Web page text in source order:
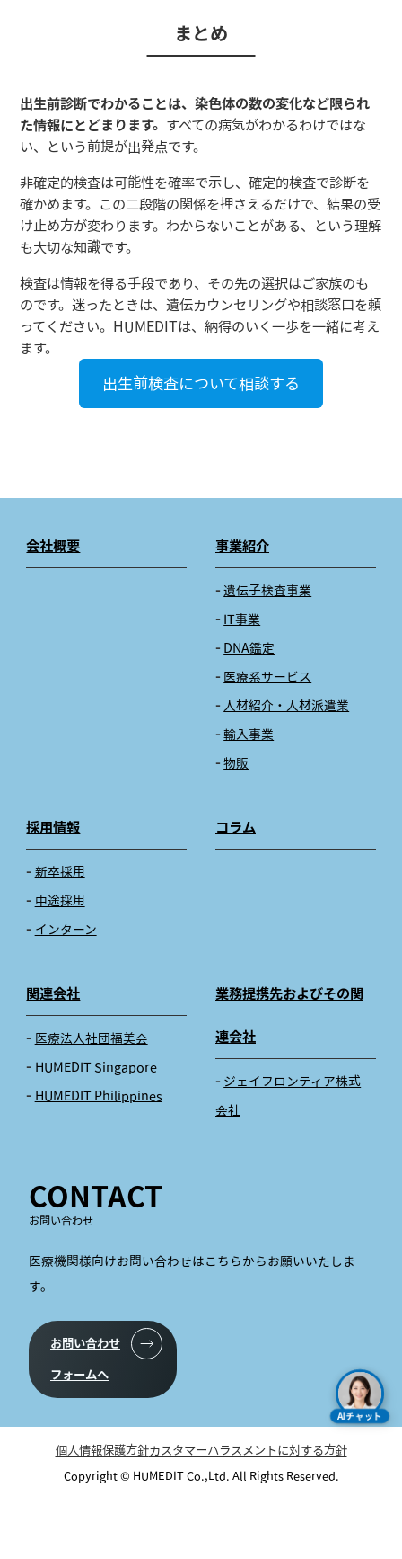
まとめ
出生前診断でわかることは、染色体の数の変化など限られ
た情報にとどまります。 すべての病気がわかるわけではな
い、という前提が出発点です。
非確定的検査は可能性を確率で示し、確定的検査で診断を
確かめます。この二段階の関係を押さえるだけで、結果の受
け止め方が変わります。わからないことがある、という理解
も大切な知識です。
検査は情報を得る手段であり、その先の選択はご家族のも
のです。迷ったときは、遺伝カウンセリングや相談窓口を頼
ってください。HUMEDITは、納得のいく一歩を一緒に考え
ます。
出生前検査について相談する
会社概要 事業紹介
遺伝子検査事業
IT事業
DNA鑑定
医療系サービス
人材紹介・人材派遣業
輸入事業
物販
採用情報
新卒採用
中途採用
インターン
コラム
関連会社
医療法人社団福美会
HUMEDIT Singapore
HUMEDIT Philippines
業務提携先およびその関
連会社
ジェイフロンティア株式
会社
CONTACT
お問い合わせ
医療機関様向けお問い合わせはこちらからお願いいたしま
す。
お問い合わせ
フォームへ
個人情報保護方針カスタマーハラスメントに対する方針
Copyright © HUMEDIT Co.,Ltd. All Rights Reserved.
AIチャット